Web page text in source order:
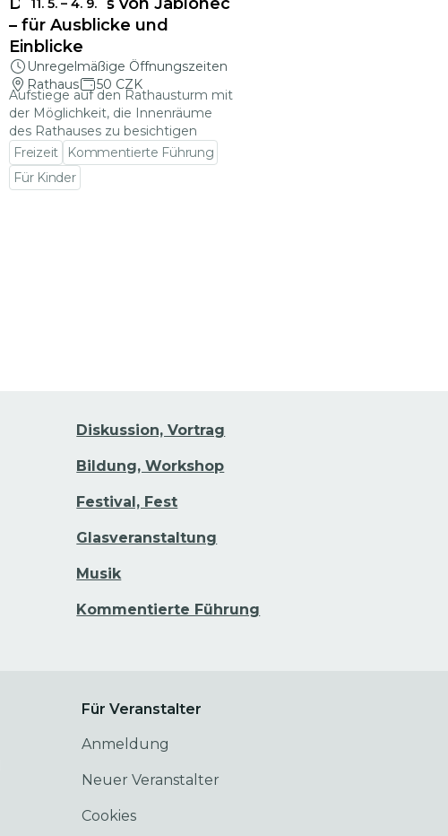
11. 5. – 4. 9.
– für Ausblicke und
Einblicke
Unregelmäßige Öffnungszeiten
Rathaus
50 CZK
Aufstiege auf den Rathausturm mit
der Möglichkeit, die Innenräume
des Rathauses zu besichtigen
Freizeit
Kommentierte Führung
Für Kinder
Diskussion, Vortrag
Bildung, Workshop
Festival, Fest
Glasveranstaltung
Musik
Kommentierte Führung
Für Veranstalter
Anmeldung
Neuer Veranstalter
Cookies